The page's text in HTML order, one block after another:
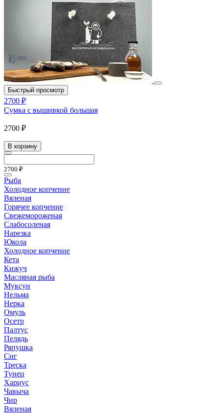
Быстрый просмотр
2700 ₽
Сумка с вышивкой большая
2700 ₽
В корзину
2700 ₽
Рыба
Холодное копчение
Вяленая
Горячее копчение
Свежемороженая
Слабосоленая
Нарезка
Юкола
Холодное копчение
Кета
Кижуч
Масляная рыба
Муксун
Нельма
Нерка
Омуль
Осетр
Палтус
Пелядь
Ряпушка
Сиг
Треска
Тунец
Хариус
Чавыча
Чир
Вяленая